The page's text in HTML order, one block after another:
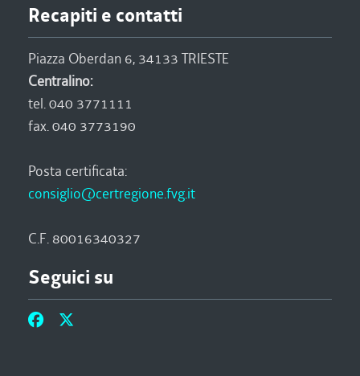
Recapiti e contatti
Piazza Oberdan 6, 34133 TRIESTE
Centralino:
tel. 040 3771111
fax. 040 3773190
Posta certificata:
consiglio@certregione.fvg.it
C.F. 80016340327
Seguici su